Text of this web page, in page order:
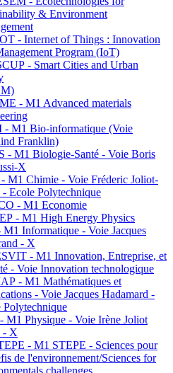
& Environment
- Internet of Things : Innovation
Program (IoT)
- Smart Cities and Urban
- M1 Advanced materials
- M1 Bio-informatique (Voie
Franklin)
- M1 Biologie-Santé - Voie Boris
X
M1 Chimie - Voie Fréderic Joliot-
- Ecole Polytechnique
- M1 Economie
- M1 High Energy Physics
Informatique - Voie Jacques
- X
- M1 Innovation, Entreprise, et
- Voie Innovation technologique
- M1 Mathématiques et
- Voie Jacques Hadamard -
Polytechnique
M1 Physique - Voie Irène Joliot
- X
- M1 STEPE - Sciences pour
de l'environnement/Sciences for
challenges